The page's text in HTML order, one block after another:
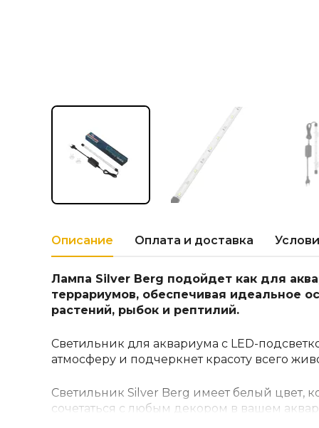
Описание Оплата и доставка
Лампа Silver Berg подойдет как для
террариумов, обеспечивая идеальное
растений, рыбок и рептилий.
Светильник для аквариума с LED-
атмосферу и подчеркнет красоту всего
Светильник Silver Berg имеет белый цвет,
сочетаться с любым декором в вашем